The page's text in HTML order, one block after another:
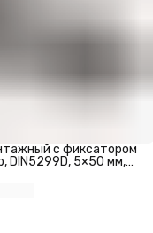
с фиксатором
DIN5299D, 5×50 мм,